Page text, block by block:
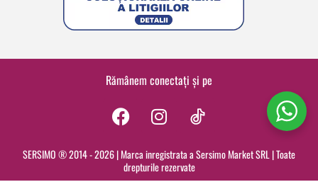
Rămânem conectați și pe
F
c
e
I
s
t
SERSIMO ® 2014 - 2026 | Marca inregistrata a Sersimo Market SRL | Toate
drepturile rezervate